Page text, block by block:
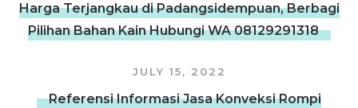
Harga Terjangkau di Padangsidempuan, Berbagi
Pilihan Bahan Kain Hubungi WA 08129291318
JULY 15, 2022
Referensi Informasi Jasa Konveksi Rompi